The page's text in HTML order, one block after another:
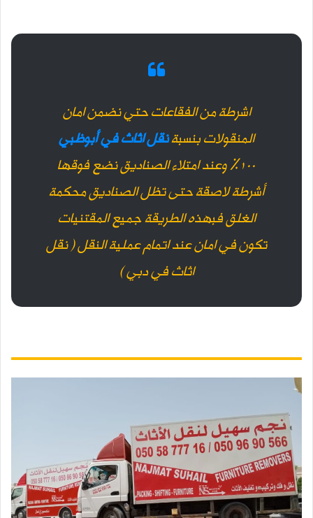
اشرطة من الفقاعات حتي نضمن امان
المنقولات بنسبةنقل اثاث في أبوظبي
100% وعند امتلاء الصناديق نضع فوقها
أشرطة لاصقة حتى تظل الصناديق محكمة
الغلق فبهذه الطريقة جميع المقتنيات
تكون في امان عند اتمام عملية النقل ( نقل
اثاث في دبي )